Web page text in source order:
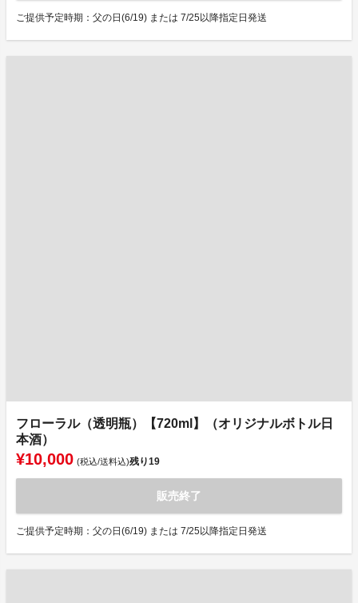
ご提供予定時期：父の日(6/19) または 7/25以降指定日発送
フローラル（透明瓶）【720ml】（オリジナルボトル日
本酒）
¥10,000 (税込/送料込)残り19
販売終了
ご提供予定時期：父の日(6/19) または 7/25以降指定日発送